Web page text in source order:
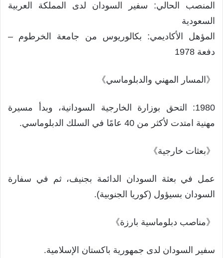
المنصب الحالي: سفير السودان لدى المملكة العربية
السعودية
المؤهل الأكاديمي: بكالوريوس من جامعة الخرطوم –
دفعة 1978
《المسار المهني والدبلوماسي》
1980: التحق بوزارة الخارجية السودانية، وبدأ مسيرة
مهنية امتدت لأكثر من 40 عامًا في السلك الدبلوماسي.
《بعثات خارجية》
عمل في بعثة السودان الدائمة بجنيف، ثم في سفارة
السودان بسيؤول (كوريا الجنوبية).
《مناصب دبلوماسية بارزة》
سفير السودان لدى جمهورية باكستان الإسلامية.